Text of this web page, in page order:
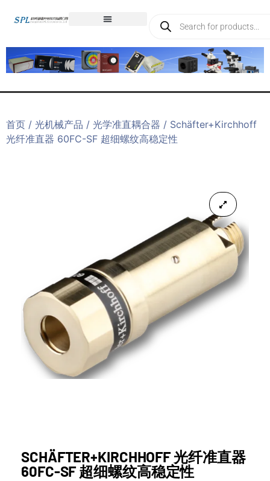
首页 / 光机械产品 / 光学准直耦合器 / Schäfter+Kirchhoff
光纤准直器 60FC-SF 超细螺纹高稳定性
SCHÄFTER+KIRCHHOFF 光纤准直器
60FC-SF 超细螺纹高稳定性